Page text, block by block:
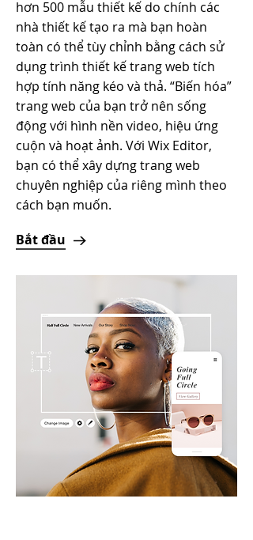
hơn 500 mẫu thiết kế do chính các
nhà thiết kế tạo ra mà bạn hoàn
toàn có thể tùy chỉnh bằng cách sử
dụng trình thiết kế trang web tích
hợp tính năng kéo và thả. “Biến hóa”
trang web của bạn trở nên sống
động với hình nền video, hiệu ứng
cuộn và hoạt ảnh. Với Wix Editor,
bạn có thể xây dựng trang web
chuyên nghiệp của riêng mình theo
cách bạn muốn.
Bắt đầu